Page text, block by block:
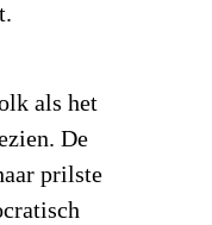
als het
De
prilste